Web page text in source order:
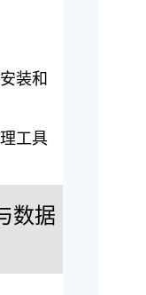
装和
工具
数据